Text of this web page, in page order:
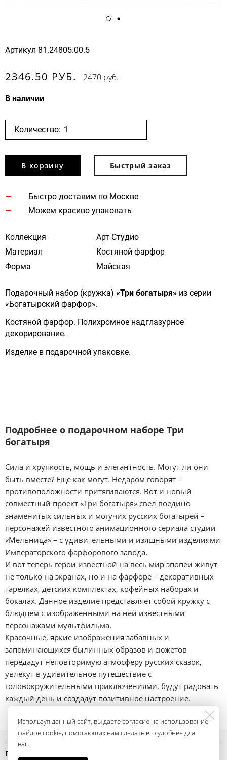
Артикул 81.24805.00.5
2346.50 РУБ. 2470 руб.
В наличии
Количество:
В корзину Быстрый заказ
Быстро доставим по Москве
Можем красиво упаковать
Коллекция
Арт Студио
Материал
Костяной фарфор
Форма
Майская
Подарочный набор (кружка) «Три богатыря» из серии
«Богатырский фарфор».
Костяной фарфор. Полихромное надглазурное
декорирование.
Изделие в подарочной упаковке.
Подробнее о подарочном наборе Три
богатыря
Сила и хрупкость, мощь и элегантность. Могут ли они
быть вместе? Еще как могут. Недаром говорят –
противоположности притягиваются. Вот и новый
совместный проект «Три богатыря» свел воедино
знаменитых сильных и могучих русских богатырей –
персонажей известного анимационного сериала студии
«Мельница» – с удивительными и изящными изделиями
Императорского фарфорового завода.
И вот теперь герои известной на весь мир эпопеи живут
не только на экранах, но и на фарфоре – декоративных
тарелках, детских комплектах, кофейных наборах и
бокалах. Данное изделие представляет собой кружку с
блюдцем с изображенными на ней известными
персонажами мультфильма.
Красочные, яркие изображения забавных и
запоминающихся былинных образов и сюжетов
передадут неповторимую атмосферу русских сказок,
увлекут в удивительное путешествие с
головокружительными приключениями, будут радовать
каждый день и создадут позитивное настроение.
Используя данный сайт, вы даете согласие на использование
файлов cookie, помогающих нам сделать его удобнее для
вас.
Политика конфиденциальности